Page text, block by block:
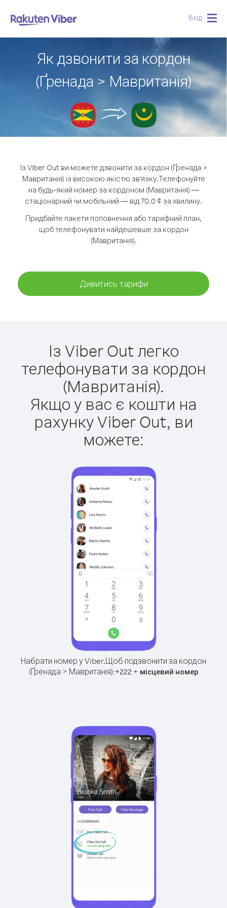
Вхід
Як дзвонити за кордон
(Ґренада > Мавританія)
Із Viber Out ви можете дзвонити за кордон (Ґренада >
Мавританія) із високою якістю зв'язку.Телефонуйте
на будь-який номер за кордоном (Мавританія) —
стаціонарний чи мобільний — від 70.0 ¢ за хвилину.
Придбайте пакети поповнення або тарифний план,
щоб телефонувати найдешевше за кордон
(Мавританія).
Дивитись тарифи
Із Viber Out легко
телефонувати за кордон
(Мавританія).
Якщо у вас є кошти на
рахунку Viber Out, ви
можете:
Набрати номер у Viber.Щоб подзвонити за кордон
(Ґренада > Мавританія):+222+ місцевий номер